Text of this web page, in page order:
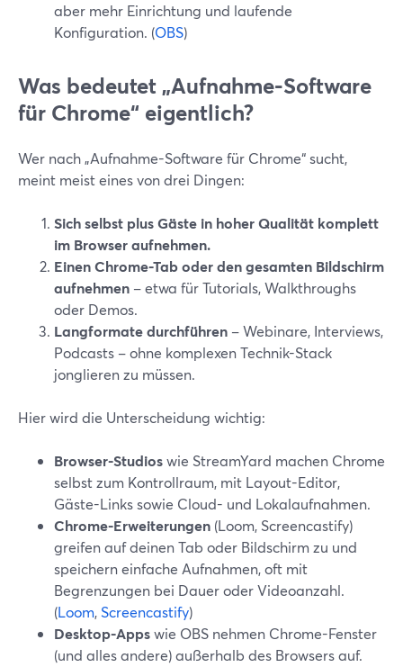
aber mehr Einrichtung und laufende
Konfiguration. (OBS)
Was bedeutet „Aufnahme-Software
für Chrome“ eigentlich?
Wer nach „Aufnahme-Software für Chrome“ sucht,
meint meist eines von drei Dingen:
Sich selbst plus Gäste in hoher Qualität komplett
im Browser aufnehmen.
Einen Chrome-Tab oder den gesamten Bildschirm
aufnehmen – etwa für Tutorials, Walkthroughs
oder Demos.
Langformate durchführen – Webinare, Interviews,
Podcasts – ohne komplexen Technik-Stack
jonglieren zu müssen.
Hier wird die Unterscheidung wichtig:
Browser-Studioswie StreamYard machen Chrome
selbst zum Kontrollraum, mit Layout-Editor,
Gäste-Links sowie Cloud- und Lokalaufnahmen.
Chrome-Erweiterungen (Loom, Screencastify)
greifen auf deinen Tab oder Bildschirm zu und
speichern einfache Aufnahmen, oft mit
Begrenzungen bei Dauer oder Videoanzahl.
(Loom,Screencastify)
Desktop-Appswie OBS nehmen Chrome-Fenster
(und alles andere) außerhalb des Browsers auf.